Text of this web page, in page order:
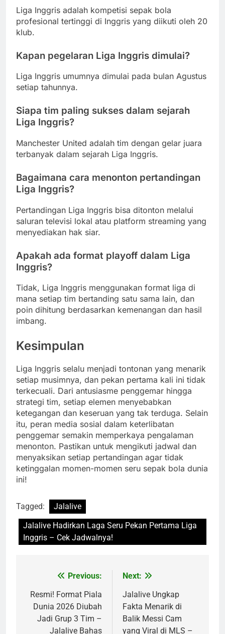
Liga Inggris adalah kompetisi sepak bola
profesional tertinggi di Inggris yang diikuti oleh 20
klub.
Kapan pegelaran Liga Inggris dimulai?
Liga Inggris umumnya dimulai pada bulan Agustus
setiap tahunnya.
Siapa tim paling sukses dalam sejarah
Liga Inggris?
Manchester United adalah tim dengan gelar juara
terbanyak dalam sejarah Liga Inggris.
Bagaimana cara menonton pertandingan
Liga Inggris?
Pertandingan Liga Inggris bisa ditonton melalui
saluran televisi lokal atau platform streaming yang
menyediakan hak siar.
Apakah ada format playoff dalam Liga
Inggris?
Tidak, Liga Inggris menggunakan format liga di
mana setiap tim bertanding satu sama lain, dan
poin dihitung berdasarkan kemenangan dan hasil
imbang.
Kesimpulan
Liga Inggris selalu menjadi tontonan yang menarik
setiap musimnya, dan pekan pertama kali ini tidak
terkecuali. Dari antusiasme penggemar hingga
strategi tim, setiap elemen menyebabkan
ketegangan dan keseruan yang tak terduga. Selain
itu, peran media sosial dalam keterlibatan
penggemar semakin memperkaya pengalaman
menonton. Pastikan untuk mengikuti jadwal dan
menyaksikan setiap pertandingan agar tidak
ketinggalan momen-momen seru sepak bola dunia
ini!
Tagged:
Jalalive
Jalalive Hadirkan Laga Seru Pekan Pertama Liga
Inggris – Cek Jadwalnya!
navigation
Previous:
Resmi! Format Piala
Dunia 2026 Diubah
Jadi Grup 3 Tim –
Jalalive Bahas
Next:
Jalalive Ungkap
Fakta Menarik di
Balik Messi Cam
yang Viral di MLS –